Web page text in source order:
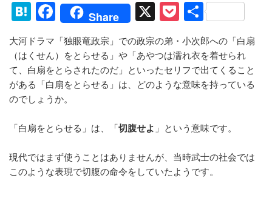
H
e
n
a
F
a
c
e
b
o
o
k
Share X
P
o
ck
et
共
大河ドラマ「独眼竜政宗」での政宗の弟・小次郎への「白扇
（はくせん）をとらせる」や「あやつは濡れ衣を着せられ
て、白扇をとらされたのだ」といったセリフで出てくること
がある「白扇をとらせる」は、どのような意味を持っている
のでしょうか。
「白扇をとらせる」は、「切腹せよ 」という意味です。
現代ではまず使うことはありませんが、当時武士の社会では
このような表現で切腹の命令をしていたようです。